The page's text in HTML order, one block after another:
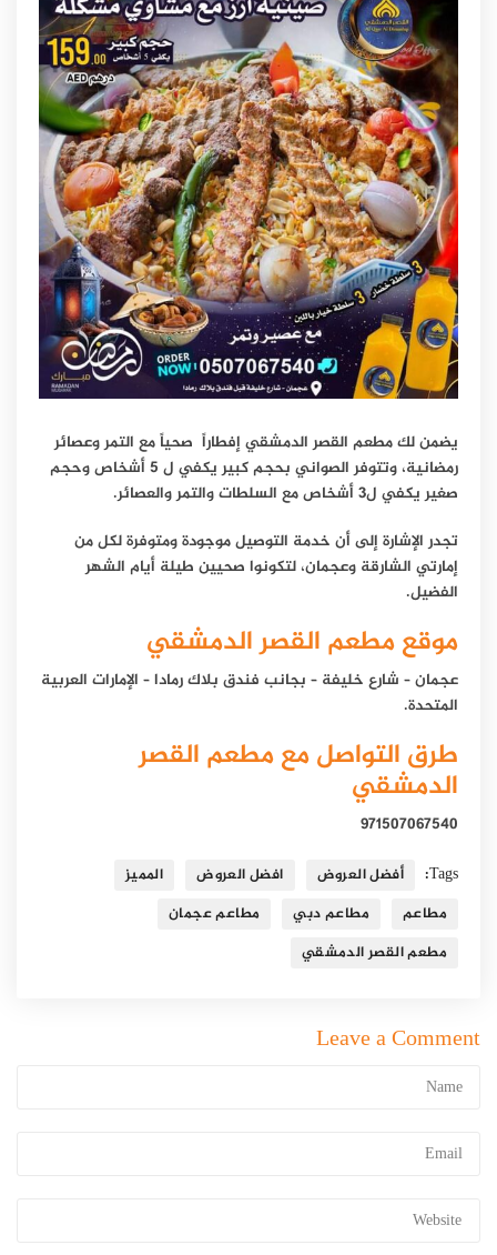
يضمن لك مطعم القصر الدمشقي إفطاراً صحياً مع التمر وعصائر
رمضانية، وتتوفر الصواني بحجم كبير يكفي ل 5 أشخاص وحجم
صغير يكفي ل3 أشخاص مع السلطات والتمر والعصائر.
تجدر الإشارة إلى أن خدمة التوصيل موجودة ومتوفرة لكل من
إمارتي الشارقة وعجمان، لتكونوا صحيين طيلة أيام الشهر
الفضيل.
موقع مطعم القصر الدمشقي
عجمان – شارع خليفة – بجانب فندق بلاك رمادا – الإمارات العربية
المتحدة.
طرق التواصل مع مطعم القصر
الدمشقي
971507067540
Tags:
أفضل العروض افضل العروض
المميز
مطاعم
مطاعم دبي
مطاعم عجمان
مطعم القصر الدمشقي
Leave a Comment